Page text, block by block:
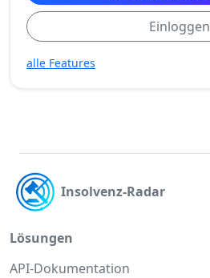
Einloggen
alle Features
Insolvenz-Radar
Lösungen
API-Dokumentation